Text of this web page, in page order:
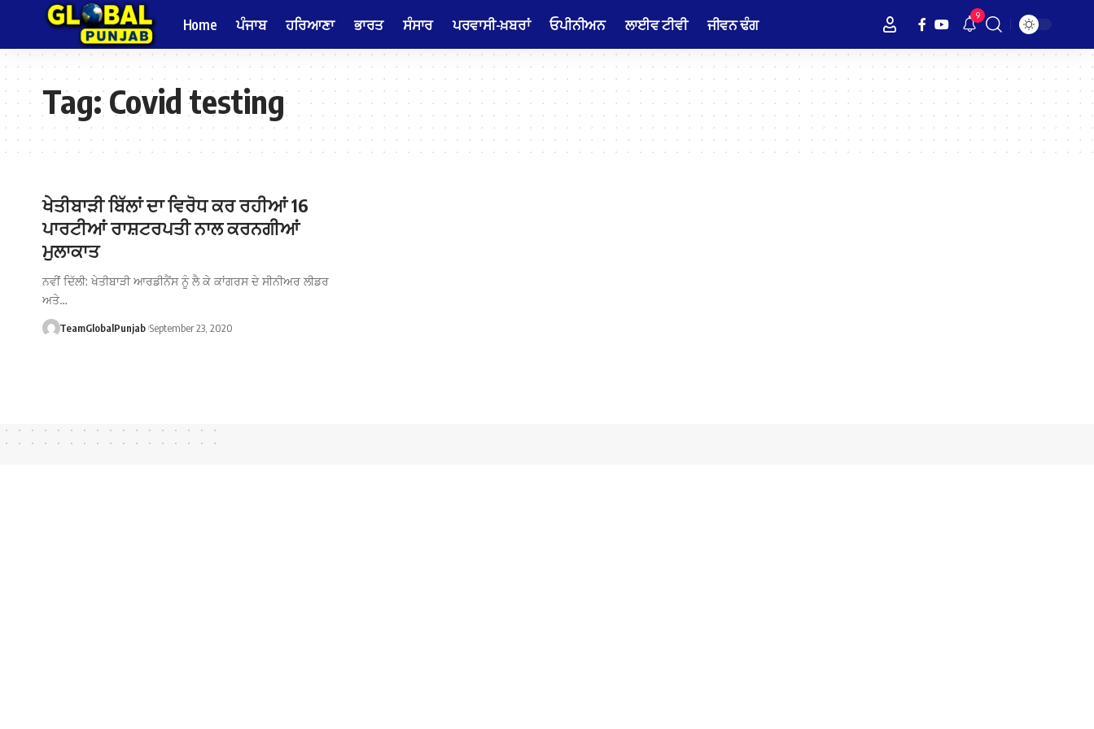
Home ਪੰਜਾਬ ਹਰਿਆਣਾ ਭਾਰਤ ਸੰਸਾਰ ਪਰਵਾਸੀ-ਖ਼ਬਰਾਂ ਓਪੀਨੀਅਨ ਲਾਈਵ ਟੀਵੀ ਜੀਵਨ ਢੰਗ 9
Tag:Covid testing
ਖੇਤੀਬਾੜੀ ਬਿੱਲਾਂ ਦਾ ਵਿਰੋਧ ਕਰ ਰਹੀਆਂ 16
ਪਾਰਟੀਆਂ ਰਾਸ਼ਟਰਪਤੀ ਨਾਲ ਕਰਨਗੀਆਂ
ਮੁਲਾਕਾਤ
ਨਵੀਂ ਦਿੱਲੀ: ਖੇਤੀਬਾੜੀ ਆਰਡੀਨੈਂਸ ਨੂੰ ਲੈ ਕੇ ਕਾਂਗਰਸ ਦੇ ਸੀਨੀਅਰ ਲੀਡਰ
ਅਤੇ…
TeamGlobalPunjab September 23, 2020